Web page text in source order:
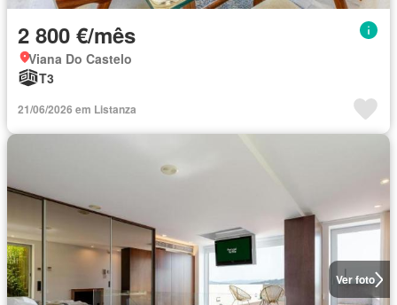
2 800 €/mês
Viana Do Castelo
T3
21/06/2026 em Listanza
Ver foto